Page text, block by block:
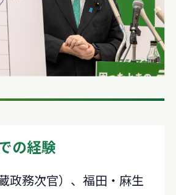
の経験
政務次官）、福田・麻生